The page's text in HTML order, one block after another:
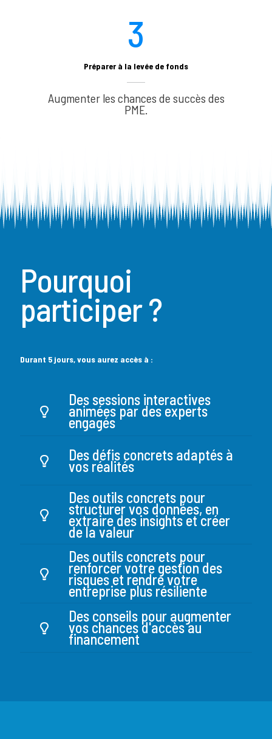
3
Préparer à la levée de fonds
Augmenter les chances de succès des
PME.
Pourquoi
participer ?
Durant 5 jours, vous aurez accès à :
Des sessions interactives
animées par des experts
engagés
Des défis concrets adaptés à
vos réalités
Des outils concrets pour
structurer vos données, en
extraire des insights et créer
de la valeur
Des outils concrets pour
renforcer votre gestion des
risques et rendre votre
entreprise plus résiliente
Des conseils pour augmenter
vos chances d'accès au
financement